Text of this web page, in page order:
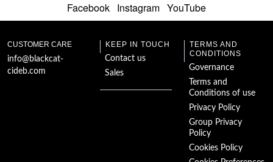
Facebook Instagram YouTube